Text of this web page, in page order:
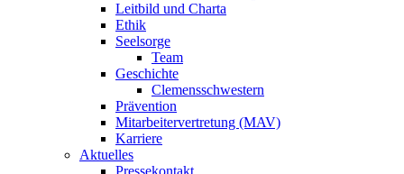
Leitbild und Charta
Ethik
Seelsorge
Team
Geschichte
Clemensschwestern
Prävention
Mitarbeitervertretung (MAV)
Karriere
Aktuelles
Pressekontakt